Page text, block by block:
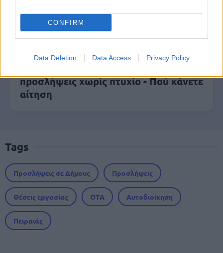
CONFIRM
Data Deletion Data Access Privacy Policy
αιτήσεις στις 24 Αυγούστου – Τι
αλλάζει στο πρόγραμμα
προσλήψεις χωρίς πτυχίο - Πού κάνετε
αίτηση
Tags
Προσλήψεις σε Δήμους Προσλήψεις
Θέσεις εργασίας ΟΤΑ Αυτοδιοίκηση
Πειραιάς